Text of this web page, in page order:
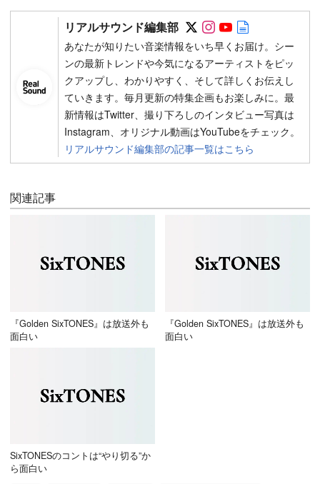
リアルサウンド編集部 Follow on SNS
Follow on SNS
Follow on
あなたが知りたい音楽情報をいち早くお届け。シー
ンの最新トレンドや今気になるアーティストをピッ
クアップし、わかりやすく、そして詳しくお伝えし
ていきます。毎月更新の特集企画もお楽しみに。最
新情報はTwitter、撮り下ろしのインタビュー写真は
Instagram、オリジナル動画はYouTubeをチェック。
リアルサウンド編集部の記事一覧はこちら
関連記事
『Golden SixTONES』は放送外も
面白い
『Golden SixTONES』は放送外も
面白い
SixTONESのコントは“やり切る”か
ら面白い